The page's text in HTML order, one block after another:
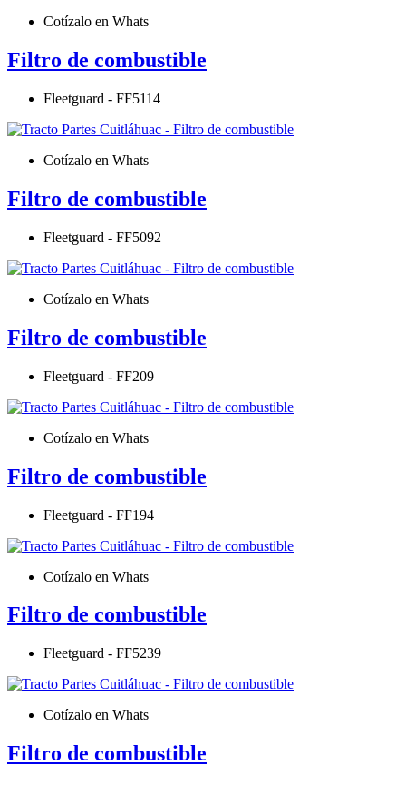
Cotízalo en Whats
Filtro de combustible
Fleetguard - FF5114
Cotízalo en Whats
Filtro de combustible
Fleetguard - FF5092
Cotízalo en Whats
Filtro de combustible
Fleetguard - FF209
Cotízalo en Whats
Filtro de combustible
Fleetguard - FF194
Cotízalo en Whats
Filtro de combustible
Fleetguard - FF5239
Cotízalo en Whats
Filtro de combustible